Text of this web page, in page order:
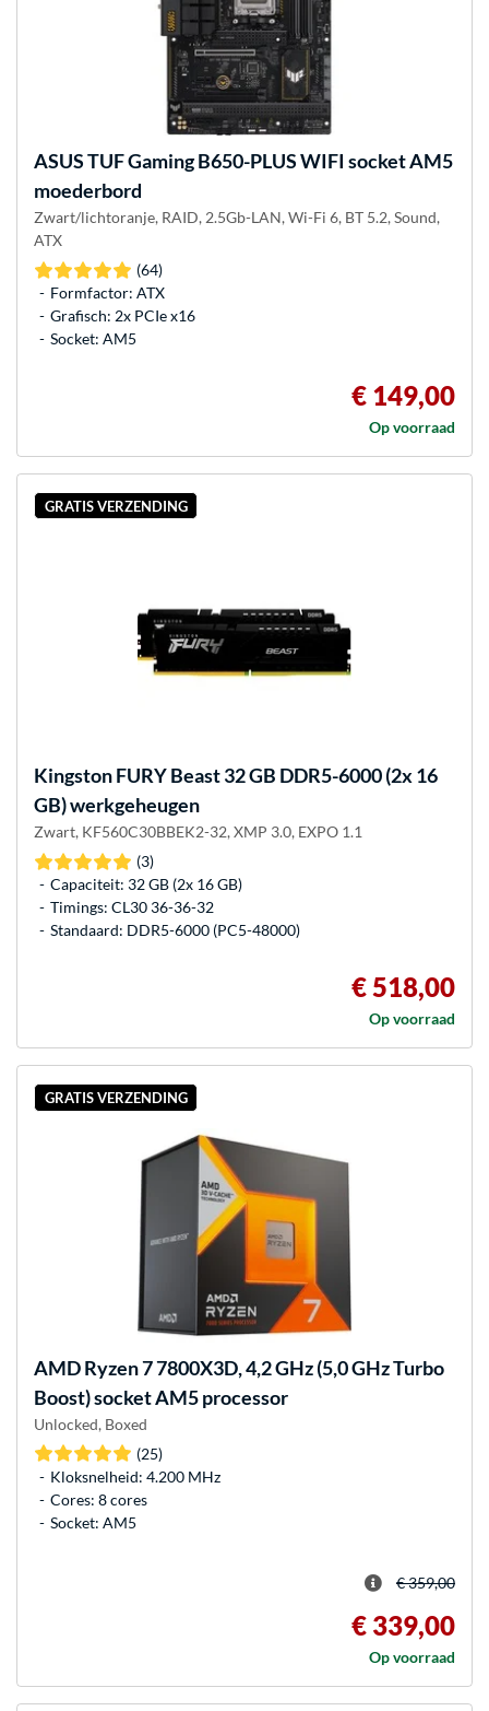
ASUSTUF Gaming B650-PLUS WIFI socket AM5
moederbord
Zwart/lichtoranje, RAID, 2.5Gb-LAN, Wi-Fi 6, BT 5.2, Sound,
ATX
(64)
Formfactor: ATX
Grafisch: 2x PCIe x16
Socket: AM5
€ 149,00
Op voorraad
GRATIS VERZENDING
Kingston FURYBeast 32 GB DDR5-6000 (2x 16
GB) werkgeheugen
Zwart, KF560C30BBEK2-32, XMP 3.0, EXPO 1.1
(3)
Capaciteit: 32 GB (2x 16 GB)
Timings: CL30 36-36-32
Standaard: DDR5-6000 (PC5-48000)
€ 518,00
Op voorraad
GRATIS VERZENDING
AMDRyzen 7 7800X3D, 4,2 GHz (5,0 GHz Turbo
Boost) socket AM5 processor
Unlocked, Boxed
(25)
Kloksnelheid: 4.200 MHz
Cores: 8 cores
Socket: AM5
€ 359,00
€ 339,00
Op voorraad